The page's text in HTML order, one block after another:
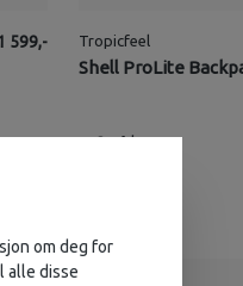
599,- Tropicfeel
Shell ProLite
3på lager
om deg for
alle disse